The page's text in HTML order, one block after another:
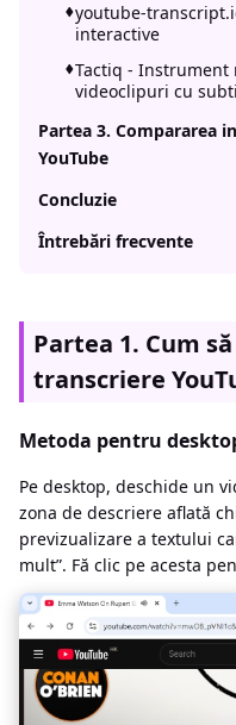
youtube-
interactive
Tactiq -
videoclipuri cu
Partea 3. Compararea
YouTube
Concluzie
Întrebări frecvente
Partea 1. Cum
transcriere
Metoda pentru
Pe desktop, deschide un
zona de descriere aflată
previzualizare a textului
mult”. Fă clic pe acesta